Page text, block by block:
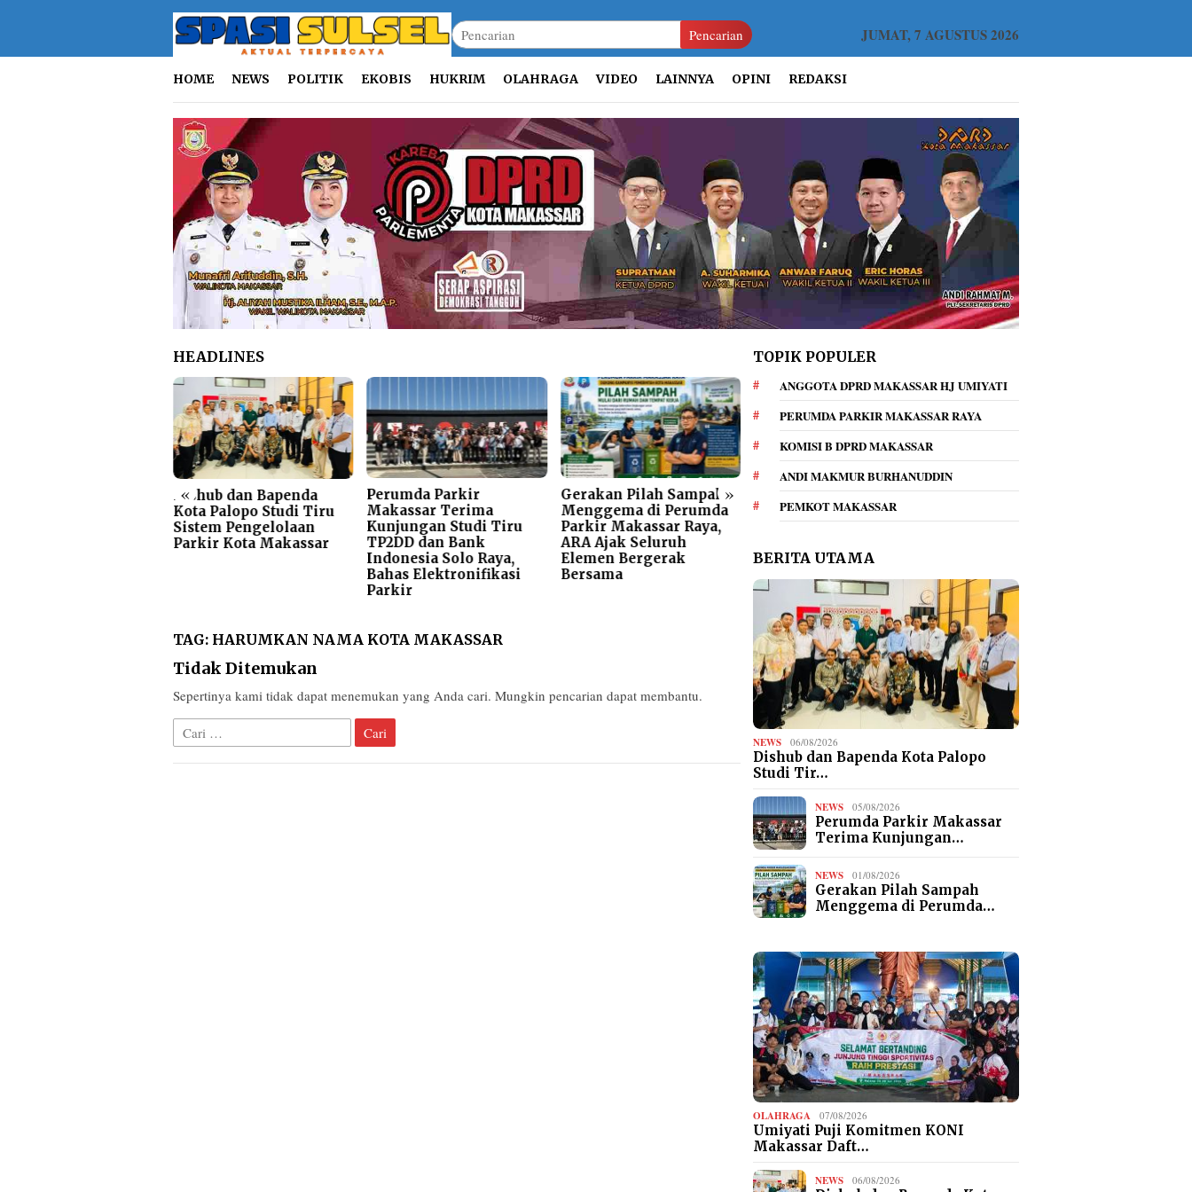
Pencarian JUMAT, 7 AGUSTUS 2026
HOME NEWS POLITIK EKOBIS HUKRIM OLAHRAGA VIDEO LAINNYA OPINI REDAKSI
HEADLINES
« »
Dishub dan Bapenda
Kota Palopo Studi Tiru
Sistem Pengelolaan
Parkir Kota Makassar
Perumda Parkir
Makassar Terima
Kunjungan Studi Tiru
TP2DD dan Bank
Indonesia Solo Raya,
Bahas Elektronifikasi
Parkir
Gerakan Pilah Sampah
Menggema di Perumda
Parkir Makassar Raya,
ARA Ajak Seluruh
Elemen Bergerak
Bersama
Tegas!! Dirum Perumda
Parkir Beri Teguran
Keras Jukir Viral di
Umiyati Puji Komitmen
Daftarkan Seluruh Atlet
TAG: HARUMKAN NAMA KOTA MAKASSAR
Tidak Ditemukan
Sepertinya kami tidak dapat menemukan yang Anda cari. Mungkin pencarian dapat membantu.
Cari
untuk:
TOPIK POPULER
ANGGOTA DPRD MAKASSAR HJ UMIYATI
PERUMDA PARKIR MAKASSAR RAYA
KOMISI B DPRD MAKASSAR
ANDI MAKMUR BURHANUDDIN
PEMKOT MAKASSAR
BERITA UTAMA
NEWS 06/08/2026
Dishub dan Bapenda Kota Palopo
Studi Tir…
NEWS 05/08/2026
Perumda Parkir Makassar
Terima Kunjungan…
NEWS 01/08/2026
Gerakan Pilah Sampah
Menggema di Perumda…
OLAHRAGA 07/08/2026
Umiyati Puji Komitmen KONI
Makassar Daft…
NEWS 06/08/2026